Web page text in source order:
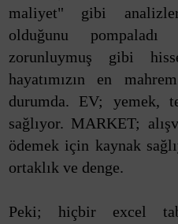
maliyet" gibi
olduğunu
zorunluymuş gibi
hayatımızın en
durumda. EV; yemek,
sağlıyor. MARKET;
ödemek için kaynak
ortaklık ve denge.
Peki; hiçbir excel